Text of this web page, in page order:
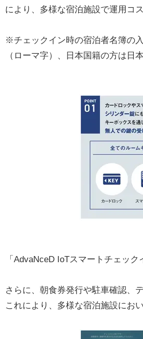
により、多様な宿泊施設で運用コ
※チェックイン時の宿泊者名簿の
（ローマ字）、日本国籍の方は日
「AdvaNceD IoTスマートチェッ
さらに、朝食券発行や駐車確認、
これにより、多様な宿泊施設にお